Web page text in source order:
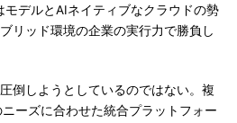
デルとAIネイティブなクラウドの勢
リッド環境の企業の実行力で勝負し
倒しようとしているのではない。複
ーズに合わせた統合プラットフォー